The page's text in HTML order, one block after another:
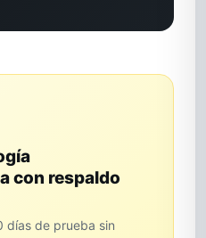
con respaldo
días de prueba sin